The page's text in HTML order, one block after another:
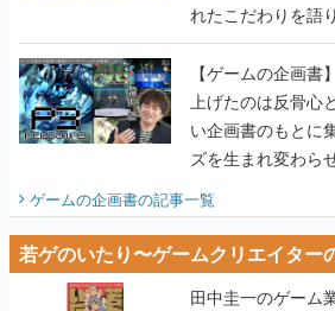
れたこだわりを語
画書】
【ゲームの企画書
上げたのは反骨心
い企画書のもとに
ズを生まれ変わら
ゲームの企画書の記事一覧
若ゲのいたり〜ゲームクリエイター
田中圭一のゲーム